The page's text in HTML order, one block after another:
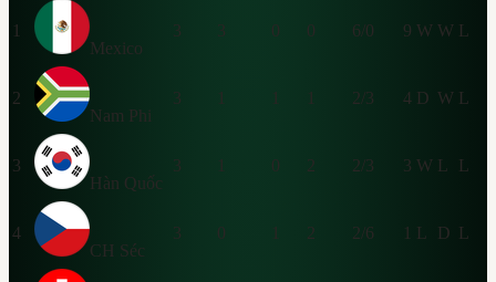
1
Mexico
3 3 0 0 6/0 9 W W L
2
Nam Phi
3 1 1 1 2/3 4 D W L
3
Hàn Quốc
3 1 0 2 2/3 3 W L L
4
CH Séc
3 0 1 2 2/6 1 L D L